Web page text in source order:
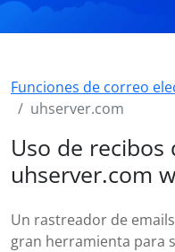
Funciones de correo
uhserver.com
Uso de recibos
uhserver.com
Un rastreador de
gran herramienta para